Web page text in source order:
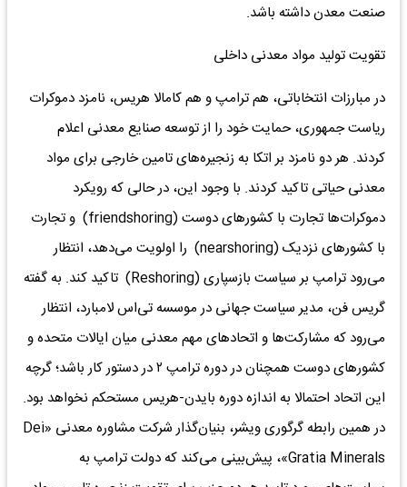
صنعت معدن داشته باشد.
تقویت تولید مواد معدنی داخلی
در مبارزات انتخاباتی، هم ترامپ و هم کامالا هریس، نامزد دموکرات
ریاست جمهوری، حمایت خود را از توسعه صنایع معدنی اعلام
کردند. هر دو نامزد بر اتکا به زنجیره‌‌‌های تامین خارجی برای مواد
معدنی حیاتی تاکید کردند. با وجود این‌، در حالی که رویکرد
دموکرات‌‌‌ها تجارت با کشورهای دوست (friendshoring) و تجارت
با کشورهای نزدیک (nearshoring) را اولویت می‌دهد، انتظار
می‌رود ترامپ بر سیاست بازسپاری (Reshoring) تاکید کند. به گفته
گریس فن، مدیر سیاست جهانی در موسسه تی‌‌‌اس لامبارد، انتظار
می‌رود که مشارکت‌‌‌ها و اتحادهای مهم معدنی میان ایالات متحده و
کشورهای دوست همچنان در دوره ترامپ ۲ در دستور کار باشد؛ گرچه
این اتحاد احتمالا به اندازه دوره بایدن-هریس مستحکم نخواهد بود.
در همین رابطه گرگوری ویشر، بنیان‌گذار شرکت مشاوره معدنی «Dei
Gratia Minerals»، پیش‌بینی می‌کند که دولت ترامپ به